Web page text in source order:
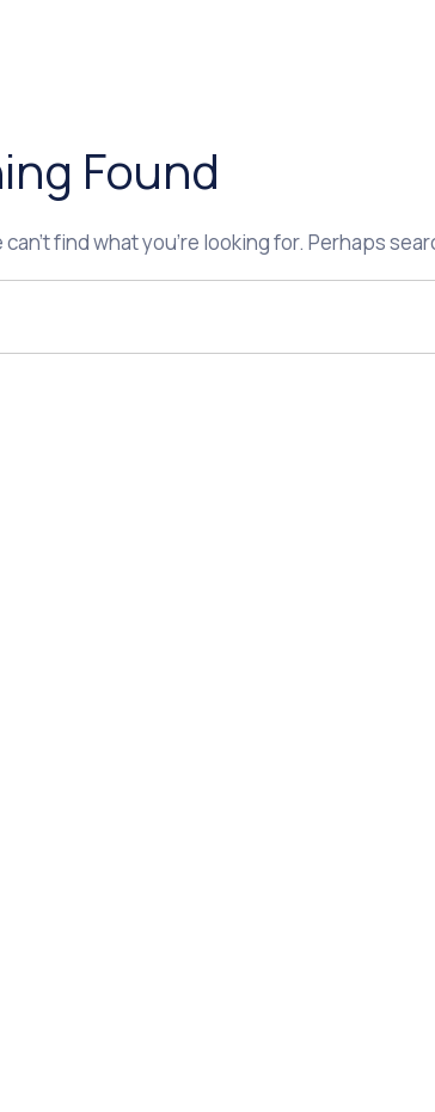
Found
can’t find what you’re looking for. Perhaps